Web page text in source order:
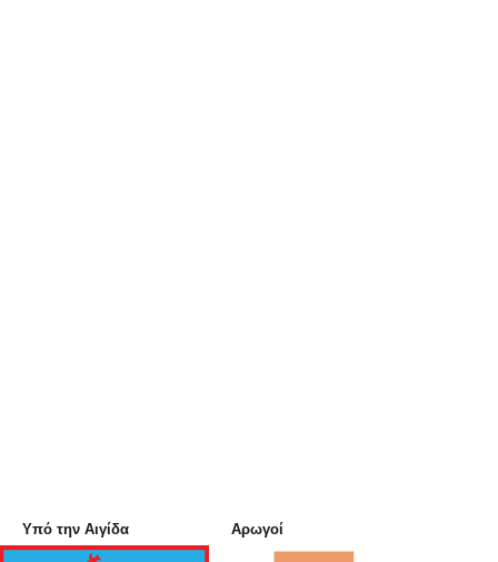
Υπό την Αιγίδα Αρωγοί